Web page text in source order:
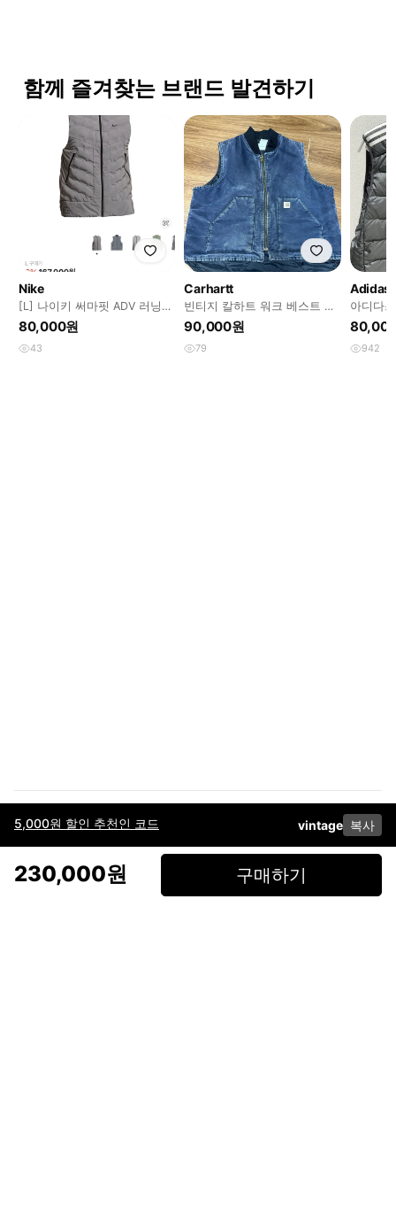
5,000원 할인 추천인 코드 vintage 복사
230,000원 구매하기
함께 즐겨찾는 브랜드 발견하기
Nike
[L] 나이키 써마핏 ADV 러닝
베스트 실버
80,000원
43
Carhartt
빈티지 칼하트 워크 베스트 조
끼 V02 MDT
90,000원
79
Adidas
아디다
다운) XL
942
이용약관고객센터판매개인정보 처리방침사업자 정보다운로드
페이스북